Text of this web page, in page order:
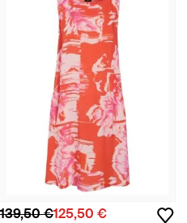
139,50 €125,50 €